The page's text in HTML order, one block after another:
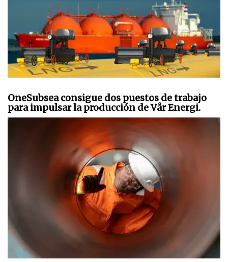
OneSubsea consigue dos puestos de trabajo
para impulsar la producción de Vår Energi.